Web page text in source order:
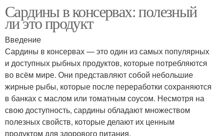
Сардины в консервах: полезный
ли это продукт
Введение
Сардины в консервах — это один из самых популярных
и доступных рыбных продуктов, которые потребляются
во всём мире. Они представляют собой небольшие
жирные рыбы, которые после переработки сохраняются
в банках с маслом или томатным соусом. Несмотря на
свою доступность, сардины обладают множеством
полезных свойств, которые делают их ценным
продуктом для здорового питания.